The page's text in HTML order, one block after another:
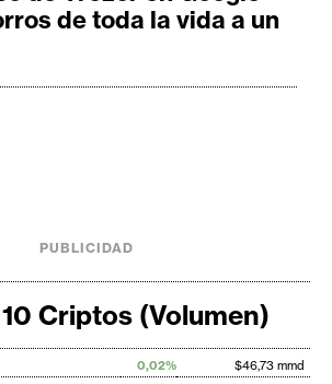
de toda la vida a un
PUBLICIDAD
Criptos (Volumen)
0,02%
$46,73 mmd